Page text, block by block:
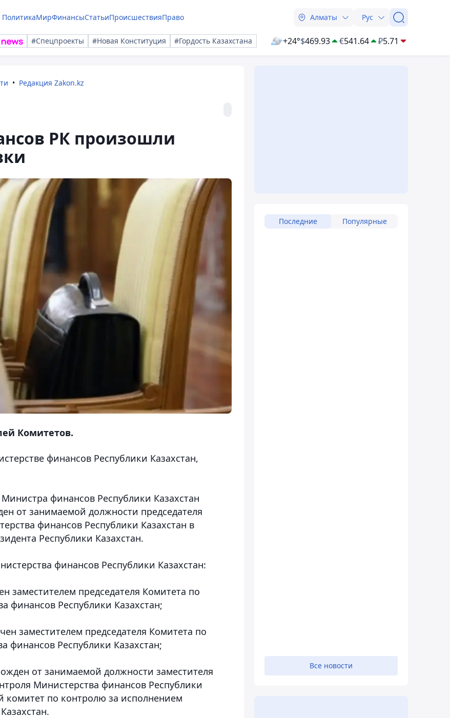
ПолитикаМирФинансыСтатьиПроисшествияПраво Алматы Рус
#Спецпроекты #Новая Конституция #Гордость Казахстана +24°$469.93 €541.64 ₽5.71
Редакция Zakon.kz
РК произошли
Комитетов.
финансов Республики Казахстан,
финансов Республики Казахстан
от занимаемой должности председателя
финансов Республики Казахстан в
Республики Казахстан.
финансов Республики Казахстан:
заместителем председателя Комитета по
финансов Республики Казахстан;
заместителем председателя Комитета по
финансов Республики Казахстан;
от занимаемой должности заместителя
Министерства финансов Республики
комитет по контролю за исполнением
Последние Популярные
Все новости